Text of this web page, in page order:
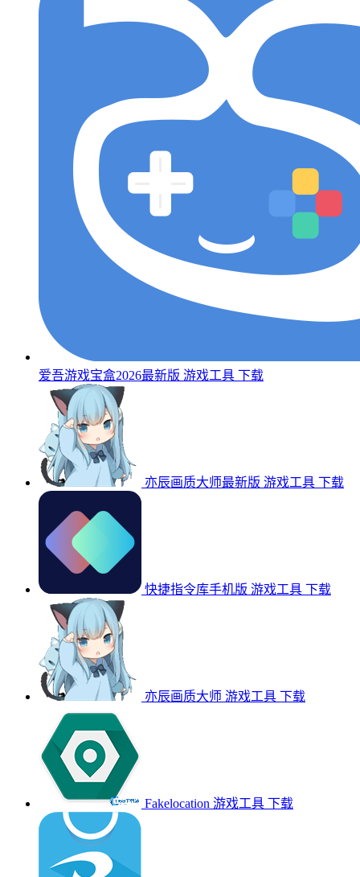
爱吾游戏宝盒2026最新版 游戏工具 下载
亦辰画质大师最新版 游戏工具 下载
快捷指令库手机版 游戏工具 下载
亦辰画质大师 游戏工具 下载
Fakelocation 游戏工具 下载